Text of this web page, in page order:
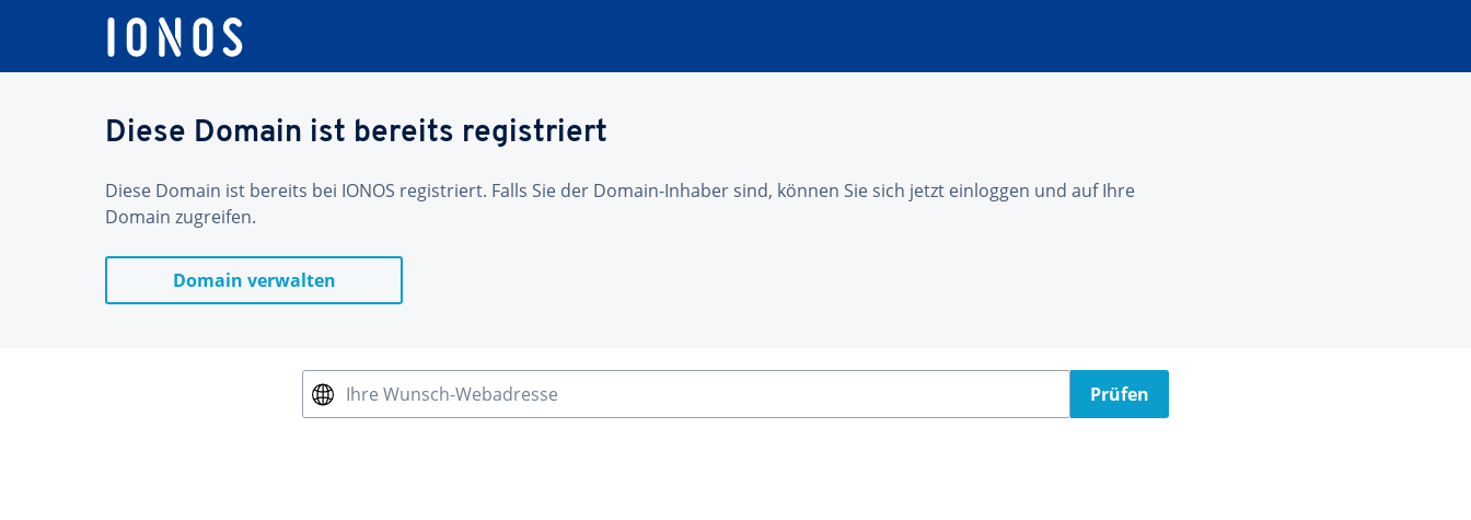
Diese Domain ist bereits registriert
Diese Domain ist bereits bei IONOS registriert. Falls Sie der Domain-Inhaber sind, können Sie sich jetzt einloggen und auf Ihre
Domain zugreifen.
Domain verwalten
Ihre Wunsch-Webadresse Prüfen